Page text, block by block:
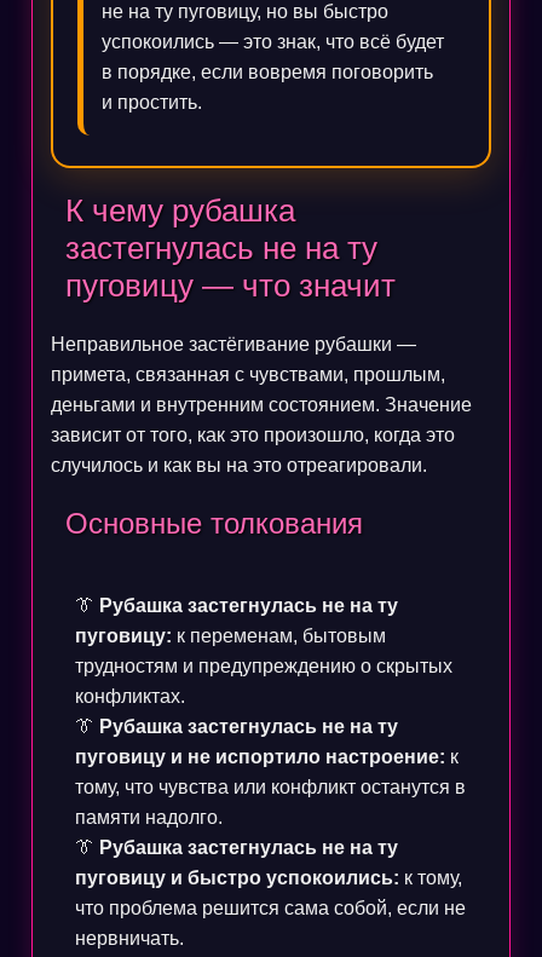
не на ту пуговицу, но вы быстро
успокоились — это знак, что всё будет
в порядке, если вовремя поговорить
и простить.
К чему рубашка
застегнулась не на ту
пуговицу — что значит
Неправильное застёгивание рубашки —
примета, связанная с чувствами, прошлым,
деньгами и внутренним состоянием. Значение
зависит от того, как это произошло, когда это
случилось и как вы на это отреагировали.
Основные толкования
👔 Рубашка застегнулась не на ту
пуговицу: к переменам, бытовым
трудностям и предупреждению о скрытых
конфликтах.
👔 Рубашка застегнулась не на ту
пуговицу и не испортило настроение: к
тому, что чувства или конфликт останутся в
памяти надолго.
👔 Рубашка застегнулась не на ту
пуговицу и быстро успокоились: к тому,
что проблема решится сама собой, если не
нервничать.